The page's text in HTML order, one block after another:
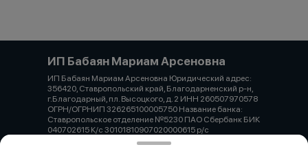
ИП Бабаян Мариам Арсеновна
ИП Бабаян Мариам Арсеновна Юридический адрес:
356420, Ставропольский край, Благодарненский р-н,
г.Благодарный, пл. Высоцкого, д. 2 ИНН 260507970578
ОГРН/ОГРНИП 326265100005750 Название банка:
Ставропольское отделение №5230 ПАО Сбербанк БИК
040702615 К/с 30101810907020000615 р/с
40802810960710013958